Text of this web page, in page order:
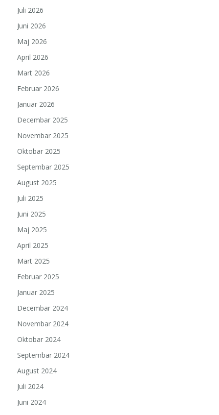
Juli 2026
Juni 2026
Maj 2026
April 2026
Mart 2026
Februar 2026
Januar 2026
Decembar 2025
Novembar 2025
Oktobar 2025
Septembar 2025
August 2025
Juli 2025
Juni 2025
Maj 2025
April 2025
Mart 2025
Februar 2025
Januar 2025
Decembar 2024
Novembar 2024
Oktobar 2024
Septembar 2024
August 2024
Juli 2024
Juni 2024